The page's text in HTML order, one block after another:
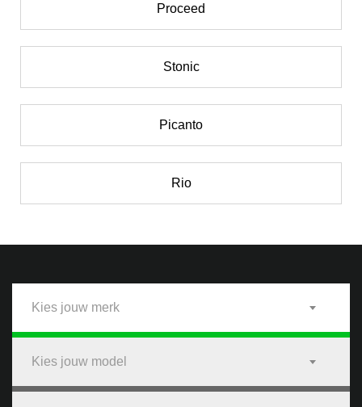
Proceed
Stonic
Picanto
Rio
Kies jouw merk
Kies jouw model